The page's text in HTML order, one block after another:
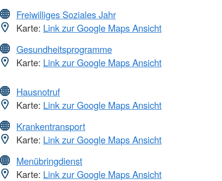
Freiwilliges Soziales Jahr
Karte: Link zur Google Maps Ansicht
Gesundheitsprogramme
Karte: Link zur Google Maps Ansicht
Hausnotruf
Karte: Link zur Google Maps Ansicht
Krankentransport
Karte: Link zur Google Maps Ansicht
Menübringdienst
Karte: Link zur Google Maps Ansicht